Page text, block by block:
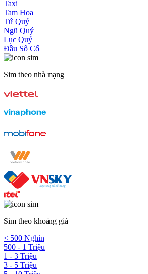
Taxi
Tam Hoa
Tứ Quý
Ngũ Quý
Lục Quý
Đầu Số Cổ
Sim theo nhà mạng
Sim theo khoảng giá
< 500 Nghìn
500 - 1 Triệu
1 - 3 Triệu
3 - 5 Triệu